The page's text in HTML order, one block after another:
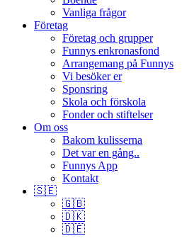
Vanliga frågor
Företag
Företag och grupper
Funnys enkronasfond
Arrangemang på Funnys
Vi besöker er
Sponsring
Skola och förskola
Fonder och stiftelser
Om oss
Bakom kulisserna
Det var en gång..
Funnys App
Kontakt
🇸🇪
🇬🇧
🇩🇰
🇩🇪